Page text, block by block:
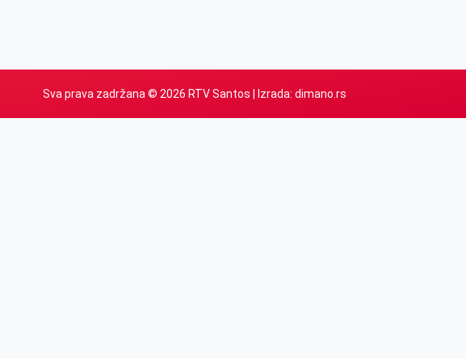
Sva prava zadržana © 2026 RTV Santos | Izrada: dimano.rs